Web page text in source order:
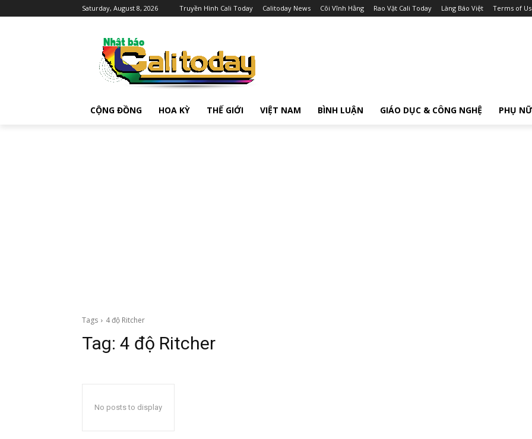
Saturday, August 8, 2026 Truyền Hình Cali Today Calitoday News Cõi Vĩnh Hằng Rao Vặt Cali Today Làng Báo Việt Terms of
CỘNG ĐỒNG HOA KỲ THẾ GIỚI VIỆT NAM BÌNH LUẬN GIÁO DỤC & CÔNG NGHỆ PHỤ NỮ
Tags 4 độ Ritcher
Tag: 4 độ Ritcher
No posts to display